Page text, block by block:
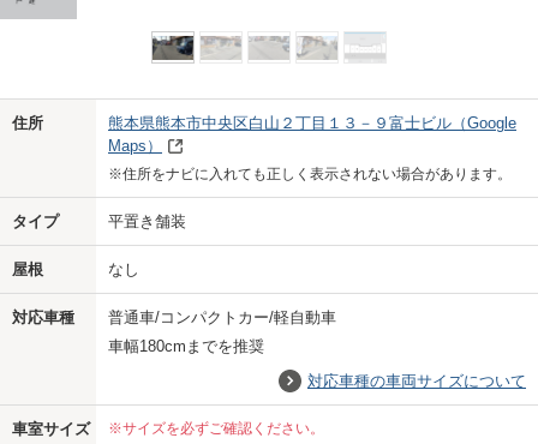
Previo
住所 熊本県熊本市中央区白山２丁目１３－９富士ビル （Google
Maps）
※住所をナビに入れても正しく表示されない場合があります。
タイプ 平置き舗装
屋根 なし
対応車種
普通車/コンパクトカー/軽自動車
車幅180cmまでを推奨
対応車種の車両サイズについて
車室サイズ ※サイズを必ずご確認ください。